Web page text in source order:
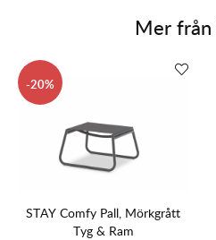
Mer från
20
STAY Comfy Pall, Mörkgrått
Tyg & Ram